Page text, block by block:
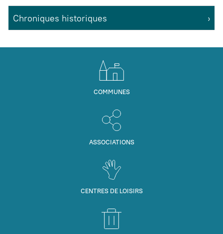
Chroniques historiques
COMMUNES
ASSOCIATIONS
CENTRES DE LOISIRS